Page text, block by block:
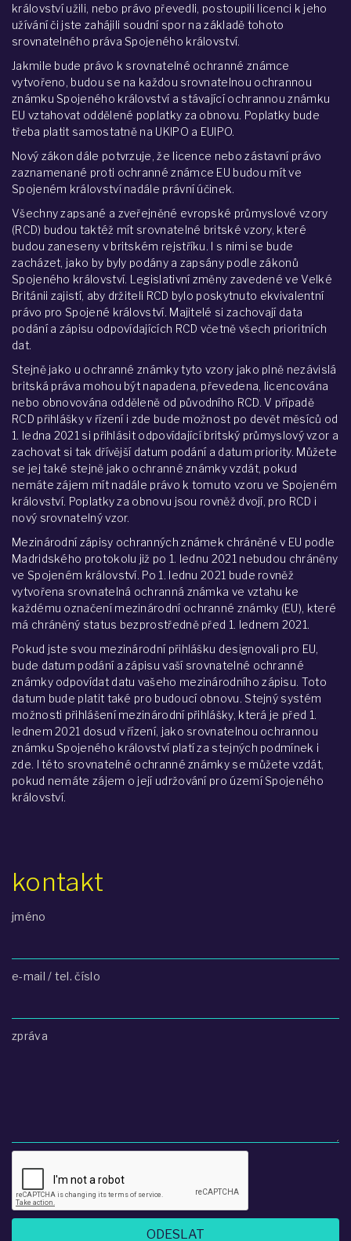
království užili, nebo právo převedli, postoupili licenci k jeho
užívání či jste zahájili soudní spor na základě tohoto
srovnatelného práva Spojeného království.
Jakmile bude právo k srovnatelné ochranné známce
vytvořeno, budou se na každou srovnatelnou ochrannou
známku Spojeného království a stávající ochrannou známku
EU vztahovat oddělené poplatky za obnovu. Poplatky bude
třeba platit samostatně na UKIPO a EUIPO.
Nový zákon dále potvrzuje, že licence nebo zástavní právo
zaznamenané proti ochranné známce EU budou mít ve
Spojeném království nadále právní účinek.
Všechny zapsané a zveřejněné evropské průmyslové vzory
(RCD) budou taktéž mít srovnatelné britské vzory, které
budou zaneseny v britském rejstříku. I s nimi se bude
zacházet, jako by byly podány a zapsány podle zákonů
Spojeného království. Legislativní změny zavedené ve Velké
Británii zajistí, aby držiteli RCD bylo poskytnuto ekvivalentní
právo pro Spojené království. Majitelé si zachovají data
podání a zápisu odpovídajících RCD včetně všech prioritních
dat.
Stejně jako u ochranné známky tyto vzory jako plně nezávislá
britská práva mohou být napadena, převedena, licencována
nebo obnovována odděleně od původního RCD. V případě
RCD přihlášky v řízení i zde bude možnost po devět měsíců od
1. ledna 2021 si přihlásit odpovídající britský průmyslový vzor a
zachovat si tak dřívější datum podání a datum priority. Můžete
se jej také stejně jako ochranné známky vzdát, pokud
nemáte zájem mít nadále právo k tomuto vzoru ve Spojeném
království. Poplatky za obnovu jsou rovněž dvojí, pro RCD i
nový srovnatelný vzor.
Mezinárodní zápisy ochranných známek chráněné v EU podle
Madridského protokolu již po 1. lednu 2021 nebudou chráněny
ve Spojeném království. Po 1. lednu 2021 bude rovněž
vytvořena srovnatelná ochranná známka ve vztahu ke
každému označení mezinárodní ochranné známky (EU), které
má chráněný status bezprostředně před 1. lednem 2021.
Pokud jste svou mezinárodní přihlášku designovali pro EU,
bude datum podání a zápisu vaší srovnatelné ochranné
známky odpovídat datu vašeho mezinárodního zápisu. Toto
datum bude platit také pro budoucí obnovu. Stejný systém
možnosti přihlášení mezinárodní přihlášky, která je před 1.
lednem 2021 dosud v řízení, jako srovnatelnou ochrannou
známku Spojeného království platí za stejných podmínek i
zde. I této srovnatelné ochranné známky se můžete vzdát,
pokud nemáte zájem o její udržování pro území Spojeného
království.
kontakt
jméno
e-mail / tel. číslo
zpráva